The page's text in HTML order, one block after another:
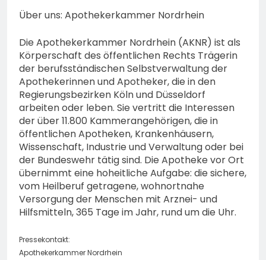
Über uns: Apothekerkammer Nordrhein
Die Apothekerkammer Nordrhein (AKNR) ist als
Körperschaft des öffentlichen Rechts Trägerin
der berufsständischen Selbstverwaltung der
Apothekerinnen und Apotheker, die in den
Regierungsbezirken Köln und Düsseldorf
arbeiten oder leben. Sie vertritt die Interessen
der über 11.800 Kammerangehörigen, die in
öffentlichen Apotheken, Krankenhäusern,
Wissenschaft, Industrie und Verwaltung oder bei
der Bundeswehr tätig sind. Die Apotheke vor Ort
übernimmt eine hoheitliche Aufgabe: die sichere,
vom Heilberuf getragene, wohnortnahe
Versorgung der Menschen mit Arznei- und
Hilfsmitteln, 365 Tage im Jahr, rund um die Uhr.
Pressekontakt:
Apothekerkammer Nordrhein